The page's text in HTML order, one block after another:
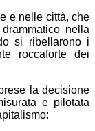
e nelle città, che
nella
si ribellarono i
roccaforte dei
la decisione
e pilotata